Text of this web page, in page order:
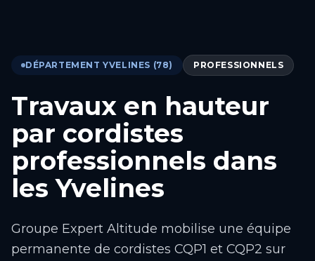
DÉPARTEMENT YVELINES (78) PROFESSIONNELS
Travaux en hauteur
par cordistes
professionnels dans
les Yvelines
Groupe Expert Altitude mobilise une équipe
permanente de cordistes CQP1 et CQP2 sur